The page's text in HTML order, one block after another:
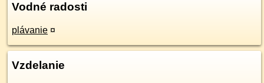
Vodné radosti
plávanie ¤
Vzdelanie